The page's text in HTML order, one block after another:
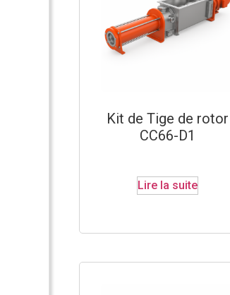
Kit de Tige de rotor
CC66-D1
Lire la suite